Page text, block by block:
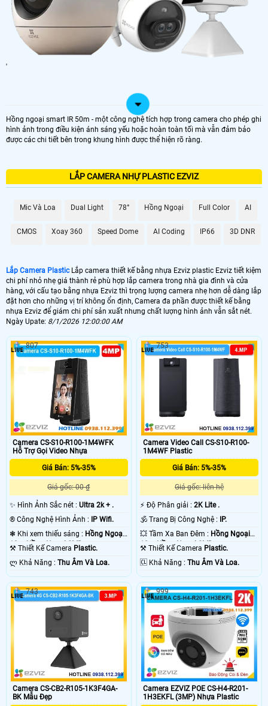
'
Hồng ngoại smart IR 50m - một công nghệ tích hợp trong camera cho phép ghi
hình ảnh trong điều kiện ánh sáng yếu hoặc hoàn toàn tối mà vẫn đảm bảo
được các chi tiết bên trong khung hình được thể hiện rõ ràng.
LẮP CAMERA NHỰ PLASTIC EZVIZ
Mic Và Loa Dual Light 78° Hồng Ngoại Full Color AI
CMOS Xoay 360 Speed Dome AI Coding IP66 3D DNR
Lắp Camera PlasticLắp camera thiết kế bằng nhựa Ezviz plastic Ezviz tiết kiệm
chi phí nhỏ nhẹ giá thành rẻ phù hợp lắp camera trong nhà gia đình và cửa
hàng, với cấu tạo bằng nhựa Ezviz thì trọng lượng camera nhẹ hơn dễ dàng lắp
đặt hơn cho những vị trí không ổn định, Camera đa phần được thiết kế bằng
nhựa Ezviz để giám chi phí sản xuất nhưng chất lượng hình ảnh vẫn sắt nét.
Ngày Upate: 8/1/2026 12:00:00 AM
Camera CS-S10-R100-1M4WFK
Hỗ Trợ Gọi Video Nhựa
Giá Bán: 5%-35%
Giá gốc: 00 ₫
✨ Hình Ảnh Sắc nét : Ultra 2k + .
®️ Công Nghệ Hình Ảnh :
IP Wifi.
❃ Khi xem thiếu sáng : Hồng Ngoại
10m Hồng Ngoại SMD.
⚒ Thiết Kế Camera Plastic.
️ლ Khả Năng : Thu Âm Và Loa.
807
Camera Video Call CS-S10-R100-
1M4WF Plastic
Giá Bán: 5%-35%
Giá gốc: liên hệ
️⚡ Độ Phân giải :2K Lite .
🕉️ Trang Bị Công Nghệ :
IP.
💥 Tầm Xa Ban Đêm : Hồng Ngoại
10m Hồng Ngoại SMD.
⚒ Thiết Kế Camera Plastic.
️🆑 Khả Năng :Thu Âm Và Loa.
753
Camera CS-CB2-R105-1K3F4GA-
BK Mẫu Đẹp
743
Camera EZVIZ POE CS-H4-R201-
1H3EKFL (3MP) Nhựa Plastic
999